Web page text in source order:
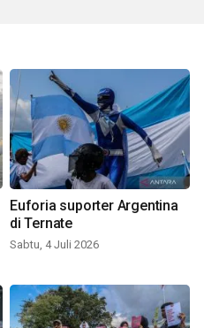
Euforia suporter Argentina
di Ternate
Sabtu, 4 Juli 2026